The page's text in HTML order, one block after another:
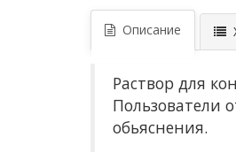
Описание
Раствор для
Пользователи
обьяснения.